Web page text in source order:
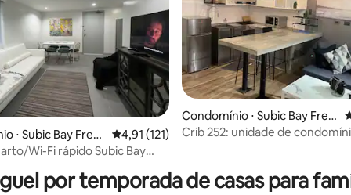
de 5, 55 avaliações
⋅ Subic Bay Free
4,91 de uma avaliação média de 5, 121
4,91 (121)
Wi-Fi rápido Subic Bay
Condomínio ⋅ Subic Bay Free
port Zone
Crib 252: unidade de
por temporada de casas para